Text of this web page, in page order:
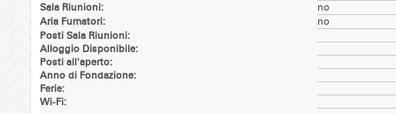
Sala Riunioni:
no
Aria Fumatori:
no
Posti Sala Riunioni:
Alloggio Disponibile:
Posti all'aperto:
Anno di Fondazione:
Ferie:
Wi-Fi: